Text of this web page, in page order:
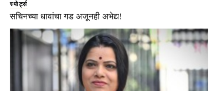
स्पोर्ट्स
सचिनच्या धावांचा गड अजूनही अभेद्य!